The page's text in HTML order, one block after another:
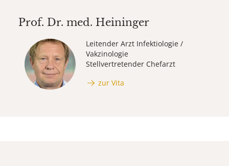
Prof. Dr. med. Heininger
Leitender Arzt Infektiologie /
Vakzinologie
Stellvertretender Chefarzt
zur Vita